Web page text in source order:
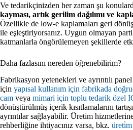
Ve tedarikçinizden her zaman şu
kayması, artık gerilim dağılımı ve
Özellikle de low-e kaplamaları geri
ile eşleştiriyorsanız. Uygun olmayan
katmanlarla öngörülemeyen şekillerde
Daha fazlasını nereden öğrenebilirim?
Fabrikasyon yetenekleri ve ayrıntılı
için yapısal kullanım için fabrikada
cam veya mimari için toplu tedarik özel
dönüştürülmüş içerik kısıtlamalarını
ayrıntılar sağlayabilir. Üretim
rehberliğine ihtiyacınız varsa, bkz.